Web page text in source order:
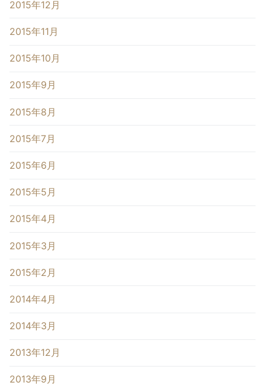
2015年12月
2015年11月
2015年10月
2015年9月
2015年8月
2015年7月
2015年6月
2015年5月
2015年4月
2015年3月
2015年2月
2014年4月
2014年3月
2013年12月
2013年9月